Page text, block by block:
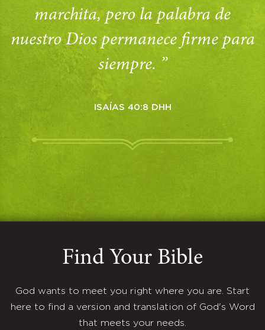
marchita, pero la palabra de
nuestro Dios permanece firme para
siempre. ”
ISAÍAS 40:8 DHH
Find Your Bible
God wants to meet you right where you are. Start
here to find a version and translation of God's Word
that meets your needs.